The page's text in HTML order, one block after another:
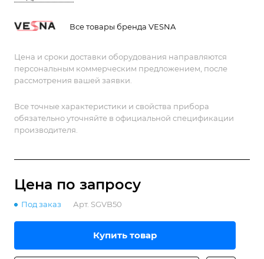
Все товары бренда VESNA
Цена и сроки доставки оборудования направляются
персональным коммерческим предложением, после
рассмотрения вашей заявки.
Все точные характеристики и свойства прибора
обязательно уточняйте в официальной спецификации
производителя.
Цена по запросу
Под заказ Арт. SGVB50
Купить товар